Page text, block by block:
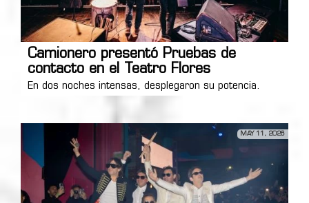
Camionero presentó Pruebas de
contacto en el Teatro Flores
En dos noches intensas, desplegaron su potencia.
MAY 11, 2026